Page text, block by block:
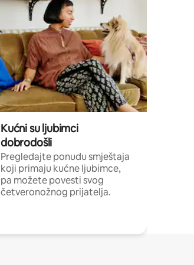
Kućni su ljubimci
dobrodošli
Pregledajte ponudu smještaja
koji primaju kućne ljubimce,
pa možete povesti svog
četveronožnog prijatelja.